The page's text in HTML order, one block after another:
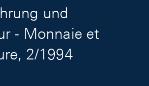
und
- Monnaie et
2/1994